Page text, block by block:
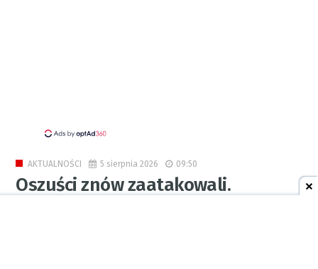
AKTUALNOŚCI 5 sierpnia 2026 09:50
Oszuści znów zaatakowali.